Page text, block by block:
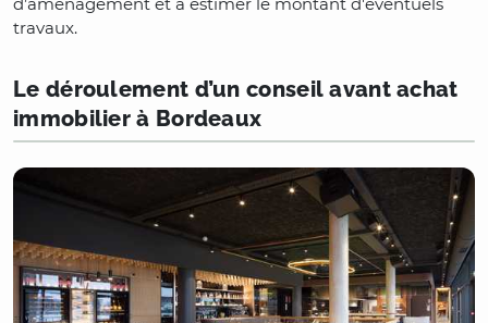
travaux.
Le déroulement d’un conseil avant achat
immobilier à Bordeaux